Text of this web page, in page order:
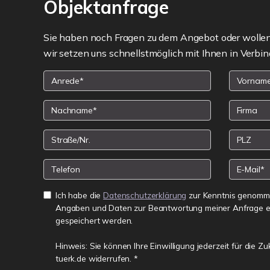
Objektanfrage
Sie haben noch Fragen zu dem Angebot oder
wir setzen uns schnellstmöglich mit Ihnen in
Ich habe dieDatenschutzerklärung zur Kenntnis
Angaben und Daten zur Beantwortung meiner Anfrage
gespeichert werden.
Hinweis: Sie können Ihre Einwilligung jederzeit für die
tuerk.de widerrufen. *